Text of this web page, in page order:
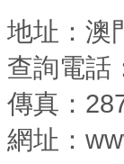
地址：澳
查詢電話
傳真：
網址：